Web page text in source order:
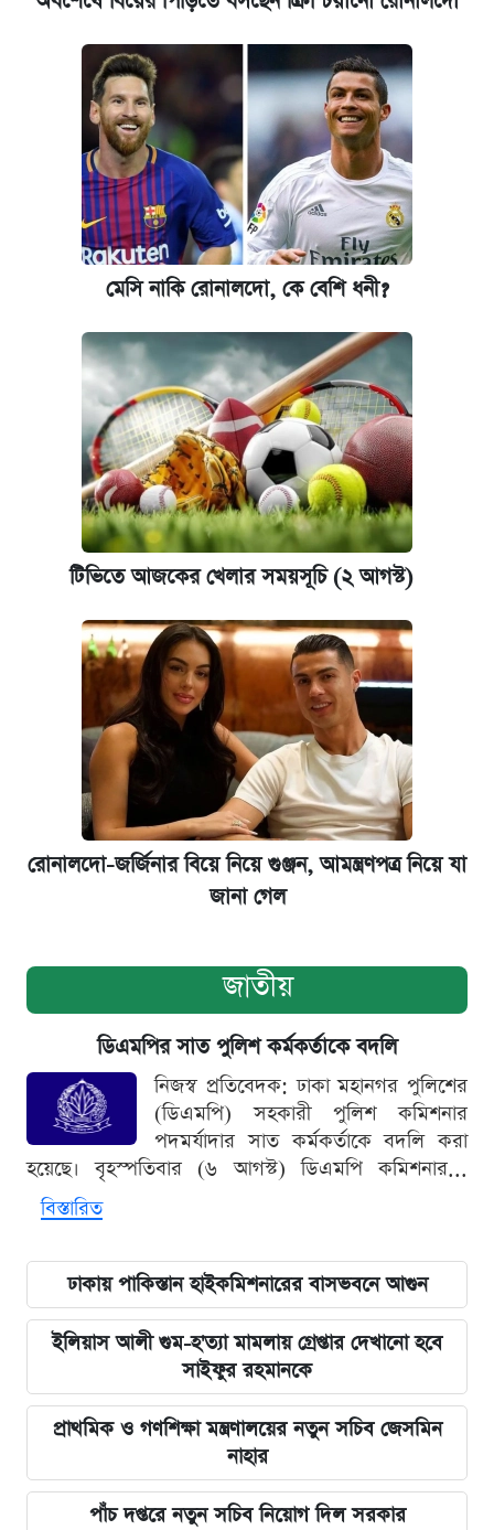
মেসি নাকি রোনালদো, কে বেশি ধনী?
টিভিতে আজকের খেলার সময়সূচি (২ আগস্ট)
রোনালদো-জর্জিনার বিয়ে নিয়ে গুঞ্জন, আমন্ত্রণপত্র নিয়ে যা
জানা গেল
জাতীয়
ডিএমপির সাত পুলিশ কর্মকর্তাকে বদলি
নিজস্ব প্রতিবেদক: ঢাকা মহানগর পুলিশের
(ডিএমপি) সহকারী পুলিশ কমিশনার
পদমর্যাদার সাত কর্মকর্তাকে বদলি করা
হয়েছে। বৃহস্পতিবার (৬ আগস্ট) ডিএমপি কমিশনার...
বিস্তারিত
ঢাকায় পাকিস্তান হাইকমিশনারের বাসভবনে আগুন
ইলিয়াস আলী গুম-হ'ত্যা মামলায় গ্রেপ্তার দেখানো হবে
সাইফুর রহমানকে
প্রাথমিক ও গণশিক্ষা মন্ত্রণালয়ের নতুন সচিব জেসমিন
নাহার
পাঁচ দপ্তরে নতুন সচিব নিয়োগ দিল সরকার